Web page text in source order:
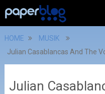
HOME
MUSIK
Julian Casablancas And The
Julian